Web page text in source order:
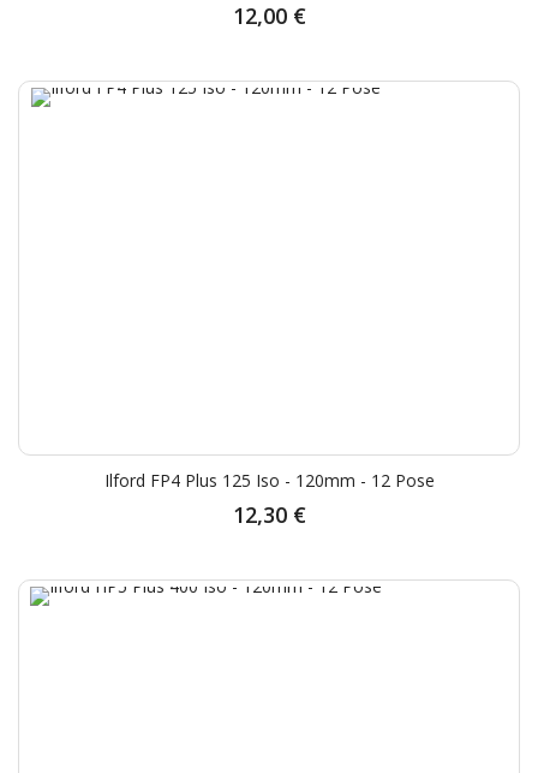
12,00 €
Ilford FP4 Plus 125 Iso - 120mm - 12 Pose
12,30 €